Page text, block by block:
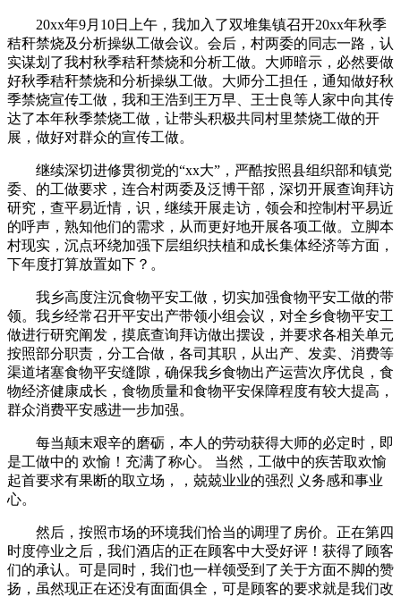
20xx年9月10日上午，我加入了双堆集镇召开20xx年秋季
秸秆禁烧及分析操纵工做会议。会后，村两委的同志一路，认
实谋划了我村秋季秸秆禁烧和分析工做。大师暗示，必然要做
好秋季秸秆禁烧和分析操纵工做。大师分工担任，通知做好秋
季禁烧宣传工做，我和王浩到王万早、王士良等人家中向其传
达了本年秋季禁烧工做，让带头积极共同村里禁烧工做的开
展，做好对群众的宣传工做。
继续深切进修贯彻党的“xx大”，严酷按照县组织部和镇党
委、的工做要求，连合村两委及泛博干部，深切开展查询拜访
研究，查平易近情，识，继续开展走访，领会和控制村平易近
的呼声，熟知他们的需求，从而更好地开展各项工做。立脚本
村现实，沉点环绕加强下层组织扶植和成长集体经济等方面，
下年度打算放置如下？。
我乡高度注沉食物平安工做，切实加强食物平安工做的带
领。我乡经常召开平安出产带领小组会议，对全乡食物平安工
做进行研究阐发，摸底查询拜访做出摆设，并要求各相关单元
按照部分职责，分工合做，各司其职，从出产、发卖、消费等
渠道堵塞食物平安缝隙，确保我乡食物出产运营次序优良，食
物经济健康成长，食物质量和食物平安保障程度有较大提高，
群众消费平安感进一步加强。
每当颠末艰辛的磨砺，本人的劳动获得大师的必定时，即
是工做中的 欢愉！充满了称心。 当然，工做中的疾苦取欢愉
起首要求有果断的取立场，，兢兢业业的强烈 义务感和事业
心。
然后，按照市场的环境我们恰当的调理了房价。正在第四
时度停业之后，我们酒店的正在顾客中大受好评！获得了顾客
们的承认。可是同时，我们也一样领受到了关于方面不脚的赞
扬，虽然现正在还没有面面俱全，可是顾客的要求就是我们改